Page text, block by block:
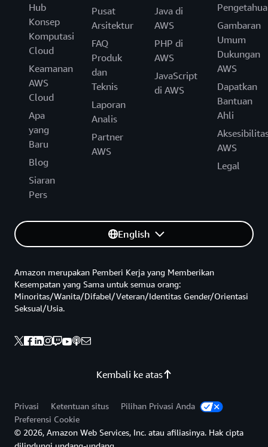
Hub
Konsep
Komputasi
Cloud
Keamanan
AWS
Cloud
Apa
yang
Baru
Blog
Siaran
Pers
Pusat
Arsitektur
FAQ
Produk
dan
Teknis
Laporan
Analis
Partner
AWS
Java di
AWS
PHP di
AWS
JavaScript
di AWS
Gambaran
Umum
Dukungan
AWS
Dapatkan
Bantuan
Ahli
AWS
Legal
English
Kembali ke atas
Amazon merupakan Pemberi Kerja yang Memberikan
Kesempatan yang Sama untuk semua orang:
Minoritas/Wanita/Difabel/Veteran/Identitas Gender/Orientasi
Seksual/Usia.
Privasi Ketentuan situs
Pilihan Privasi Anda
Preferensi Cookie
© 2026, Amazon Web Services, Inc. atau afiliasinya. Hak cipta